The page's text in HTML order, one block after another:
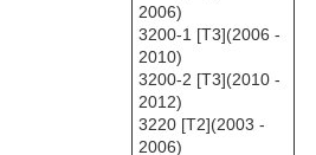
2006)
3200-1 [T3](2006 -
2010)
3200-2 [T3](2010 -
2012)
3220 [T2](2003 -
2006)